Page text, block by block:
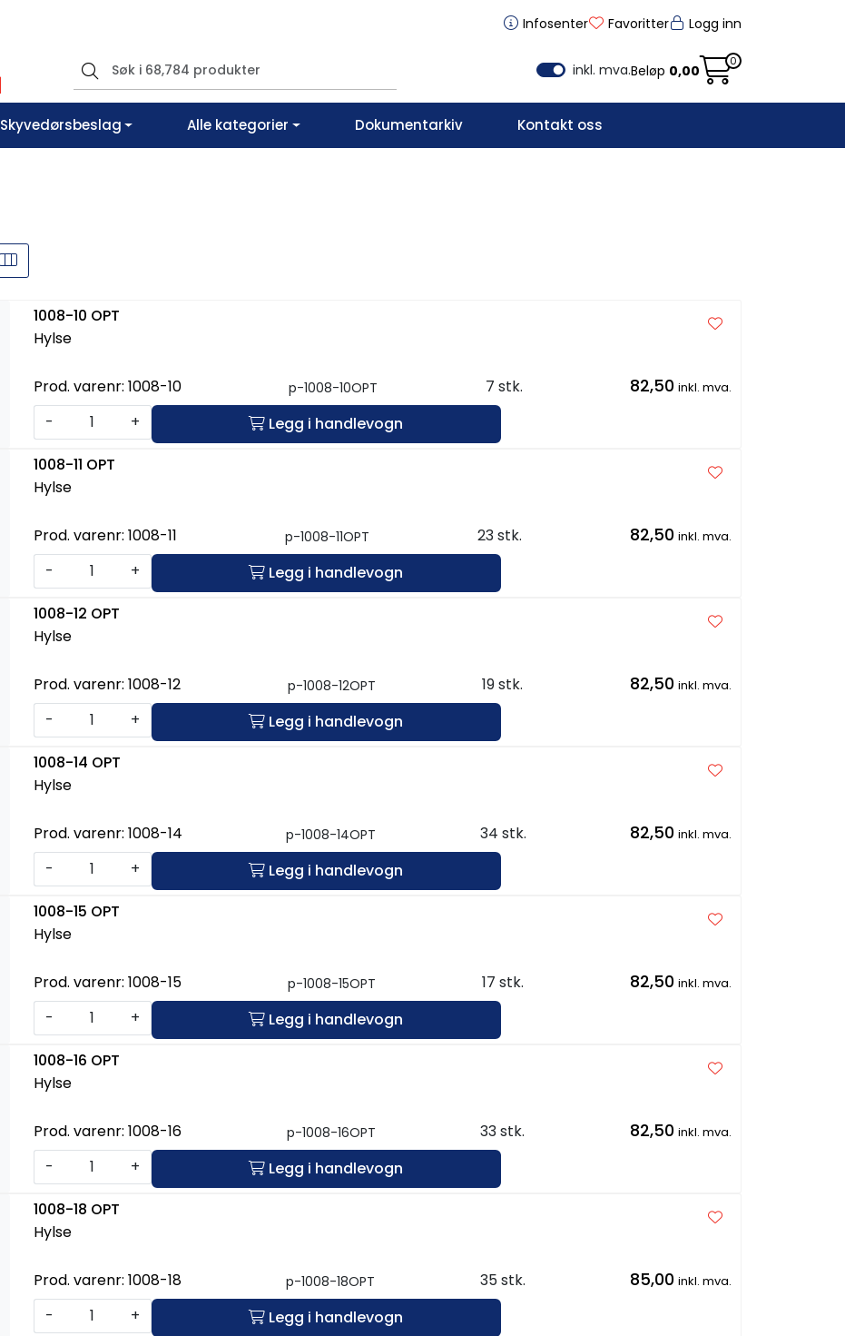
Infosenter Favoritter Logg inn
inkl. mva.Beløp 0,00
0
Skyvedørsbeslag Alle kategorier Dokumentarkiv Kontakt oss
1008-10 OPT
Hylse
Prod. varenr: 1008-10 p-1008-10OPT 7 stk. 82,50 inkl. mva.
- +
Legg i handlevogn
1008-11 OPT
Hylse
Prod. varenr: 1008-11 p-1008-11OPT 23 stk. 82,50 inkl. mva.
- +
Legg i handlevogn
1008-12 OPT
Hylse
Prod. varenr: 1008-12 p-1008-12OPT 19 stk. 82,50 inkl. mva.
- +
Legg i handlevogn
1008-14 OPT
Hylse
Prod. varenr: 1008-14 p-1008-14OPT 34 stk. 82,50 inkl. mva.
- +
Legg i handlevogn
1008-15 OPT
Hylse
Prod. varenr: 1008-15 p-1008-15OPT 17 stk. 82,50 inkl. mva.
- +
Legg i handlevogn
1008-16 OPT
Hylse
Prod. varenr: 1008-16 p-1008-16OPT 33 stk. 82,50 inkl. mva.
- +
Legg i handlevogn
1008-18 OPT
Hylse
Prod. varenr: 1008-18 p-1008-18OPT 35 stk. 85,00 inkl. mva.
- +
Legg i handlevogn